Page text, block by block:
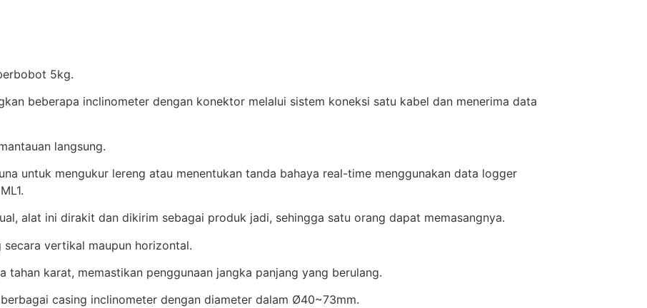
5kg.
beberapa inclinometer dengan konektor melalui sistem koneksi satu kabel dan menerima data
langsung.
untuk mengukur lereng atau menentukan tanda bahaya real-time menggunakan data logger
alat ini dirakit dan dikirim sebagai produk jadi, sehingga satu orang dapat memasangnya.
secara vertikal maupun horizontal.
tahan karat, memastikan penggunaan jangka panjang yang berulang.
casing inclinometer dengan diameter dalam Ø40~73mm.